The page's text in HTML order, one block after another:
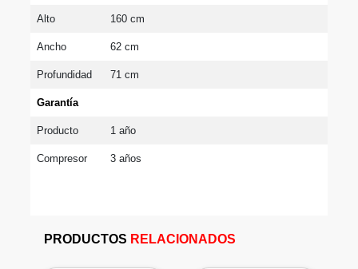
Alto 160 cm
Ancho 62 cm
Profundidad 71 cm
Garantía
Producto 1 año
Compresor 3 años
PRODUCTOS RELACIONADOS